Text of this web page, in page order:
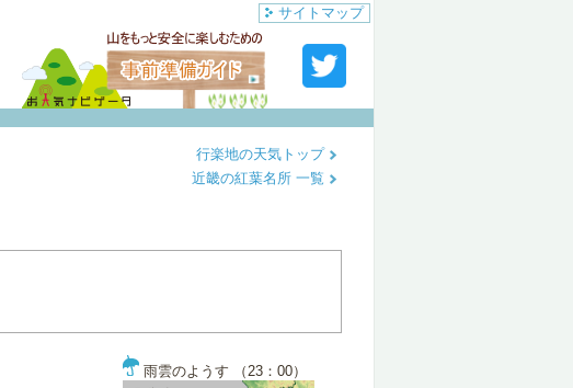
サイトマップ
行楽地の天気トップ
近畿の紅葉名所 一覧
雨雲のようす （23：00）